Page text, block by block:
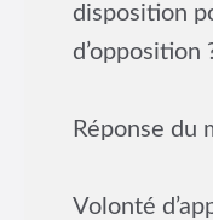
disposition
d’opposition
Réponse du
Volonté